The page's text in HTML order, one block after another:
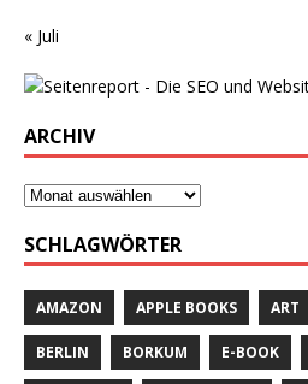
« Juli
ARCHIV
SCHLAGWÖRTER
AMAZON APPLE BOOKS ART
BERLIN BORKUM E-BOOK